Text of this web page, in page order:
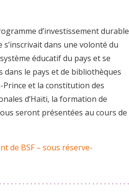
d’investissement durable
s’inscrivait dans une volonté du
éducatif du pays et se
le pays et de bibliothèques
et la constitution des
d’Haïti, la formation de
seront présentées au cours de
de BSF – sous réserve-